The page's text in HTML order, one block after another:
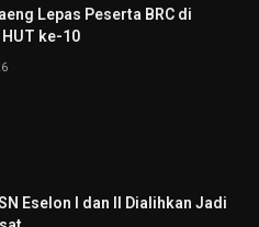
Lepas Peserta BRC di
ke-10
Eselon I dan II Dialihkan Jadi